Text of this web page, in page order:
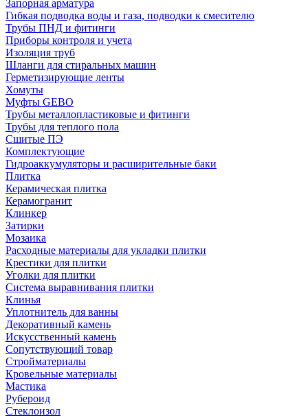
Запорная арматура
Гибкая подводка воды и газа, подводки к смесителю
Трубы ПНД и фитинги
Приборы контроля и учета
Изоляция труб
Шланги для стиральных машин
Герметизирующие ленты
Хомуты
Муфты GEBO
Трубы металлопластиковые и фитинги
Трубы для теплого пола
Сшитые ПЭ
Комплектующие
Гидроаккумуляторы и расширительные баки
Плитка
Керамическая плитка
Керамогранит
Клинкер
Затирки
Мозаика
Расходные материалы для укладки плитки
Крестики для плитки
Уголки для плитки
Система выравнивания плитки
Клинья
Уплотнитель для ванны
Декоративный камень
Искусственный камень
Сопутствующий товар
Стройматериалы
Кровельные материалы
Мастика
Рубероид
Стеклоизол